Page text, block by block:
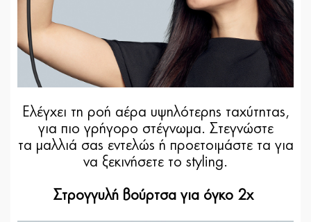
Ελέγχει τη ροή αέρα υψηλότερης ταχύτητας,
για πιο γρήγορο στέγνωμα. Στεγνώστε
τα μαλλιά σας εντελώς ή προετοιμάστε τα για
να ξεκινήσετε το styling.
Στρογγυλή βούρτσα για όγκο 2x